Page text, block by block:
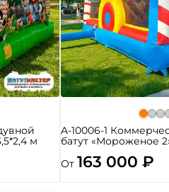
м
A-10006-1
батут «Мороженое
От 163 000 ₽